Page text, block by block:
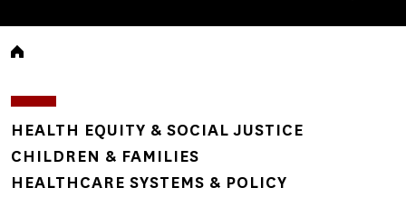
Breadcrumb
HEALTH EQUITY & SOCIAL JUSTICE
CHILDREN & FAMILIES
HEALTHCARE SYSTEMS & POLICY